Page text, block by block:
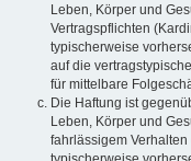
Leben, Körper und
Vertragspflichten
typischerweise
auf die
für mittelbare
Die Haftung ist
Leben, Körper und
fahrlässigem